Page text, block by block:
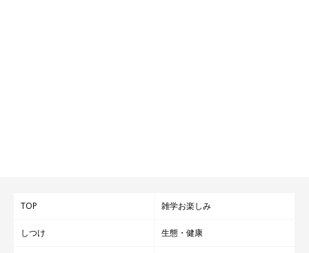
TOP 雑学お楽しみ
しつけ 生態・健康